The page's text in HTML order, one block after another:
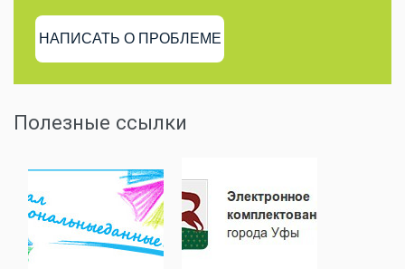
НАПИСАТЬ О ПРОБЛЕМЕ
Полезные ссылки